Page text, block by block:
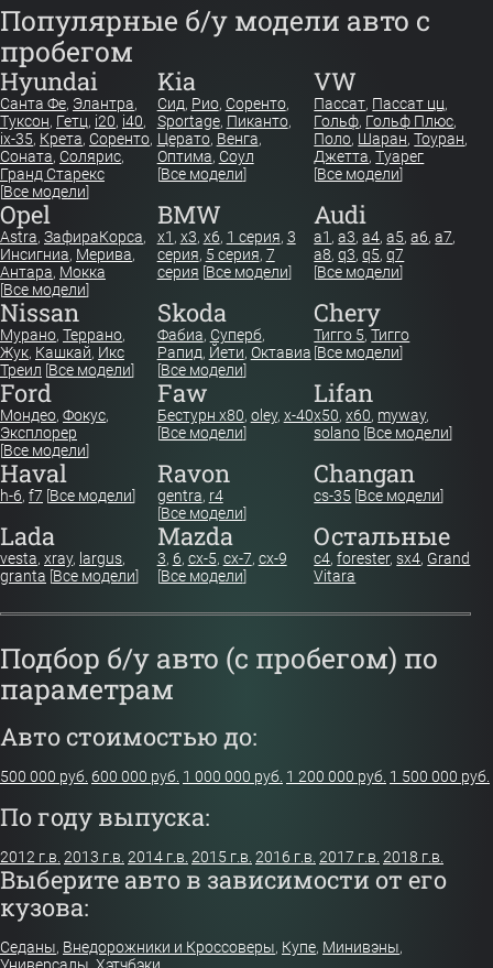
Популярные б/у модели авто с
пробегом
Hyundai
Санта Фе, Элантра,
Туксон, Гетц, i20, i40,
ix-35, Крета, Соренто,
Соната, Солярис,
Гранд Старекс
[Все модели]
Kia
Сид, Рио, Соренто,
Sportage, Пиканто,
Церато, Венга,
Оптима, Соул
[Все модели]
VW
Пассат, Пассат цц,
Гольф, Гольф Плюс,
Поло, Шаран,Тоуран,
Джетта,Туарег
[Все модели]
Opel
Astra, ЗафираКорса,
Инсигниа, Мерива,
Антара, Мокка
[Все модели]
BMW
x1 , x3, x6, 1 серия, 3
серия, 5 серия, 7
серия [Все модели]
Audi
a1 ,a3,a4,a5,a6,a7,
a8,q3,q5,q7
[Все модели]
Nissan
Мурано, Террано,
Жук, Кашкай, Икс
Треил [Все модели]
Skoda
Фабиа, Суперб,
Рапид, Йети, Октавиа
[Все модели]
Chery
Тигго 5,Тигго
[Все модели]
Ford
Мондео, Фокус,
Эксплорер
[Все модели]
Faw
Бестурн х80, oley, x-40
[Все модели]
Lifan
x50,x60, myway,
solano [Все модели]
Haval
h-6, f7 [Все модели]
Ravon
gentra, r4
[Все модели]
Changan
cs-35 [Все модели]
Lada
vesta, xray, largus,
granta [Все модели]
Mazda
3, 6, cx-5, cx-7, cx-9
[Все модели]
Остальные
c4,forester,sx4, Grand
Vitara
Подбор б/у авто (с пробегом) по
параметрам
Авто стоимостью до:
500 000 руб. 600 000 руб. 1 000 000 руб. 1 200 000 руб. 1 500 000 руб.
По году выпуска:
2012 г.в. 2013 г.в. 2014 г.в. 2015 г.в. 2016 г.в. 2017 г.в. 2018 г.в.
Выберите авто в зависимости от его
кузова:
Седаны, Внедорожники и Кроссоверы, Купе, Минивэны,